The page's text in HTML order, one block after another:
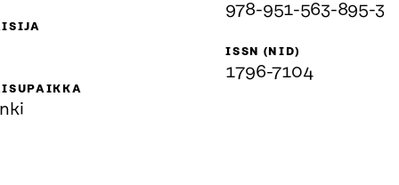
978-951-563-895-3
ISSN (NID)
1796-7104